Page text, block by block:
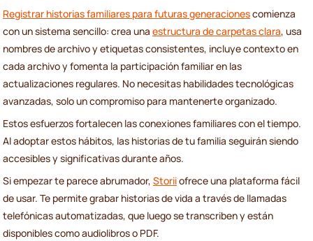
Registrar historias familiares para futuras generacionescomienza
con un sistema sencillo: crea una estructura de carpetas clara, usa
nombres de archivo y etiquetas consistentes, incluye contexto en
cada archivo y fomenta la participación familiar en las
actualizaciones regulares. No necesitas habilidades tecnológicas
avanzadas, solo un compromiso para mantenerte organizado.
Estos esfuerzos fortalecen las conexiones familiares con el tiempo.
Al adoptar estos hábitos, las historias de tu familia seguirán siendo
accesibles y significativas durante años.
Si empezar te parece abrumador, Storiiofrece una plataforma fácil
de usar. Te permite grabar historias de vida a través de llamadas
telefónicas automatizadas, que luego se transcriben y están
disponibles como audiolibros o PDF.